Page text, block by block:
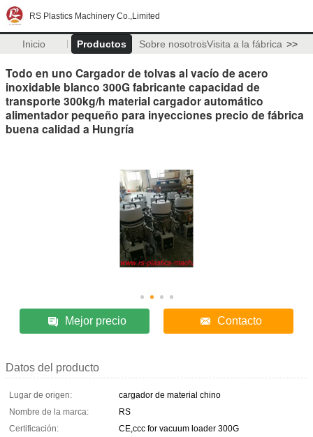
RS Plastics Machinery Co.,Limited
Inicio Productos Sobre nosotrosVisita a la fábrica >>
Todo en uno Cargador de tolvas al vacío de acero
inoxidable blanco 300G fabricante capacidad de
transporte 300kg/h material cargador automático
alimentador pequeño para inyecciones precio de fábrica
buena calidad a Hungría
Mejor precio Contacto
Datos del producto
Lugar de origen:
cargador de material chino
Nombre de la marca:
RS
Certificación:
CE,ccc for vacuum loader 300G